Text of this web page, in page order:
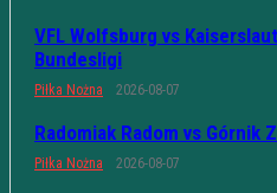
VFL Wolfsburg vs
Bundesligi
Piłka Nożna 2026-08-07
Radomiak Radom vs Górnik
Piłka Nożna 2026-08-07